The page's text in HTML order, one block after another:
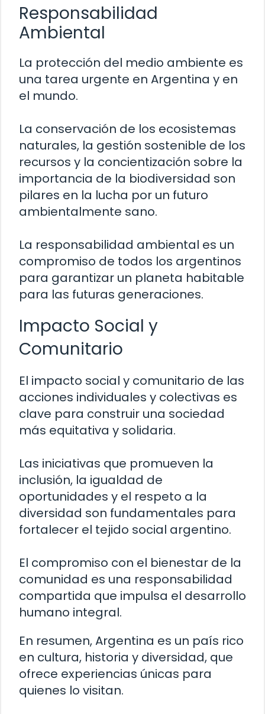
Responsabilidad
Ambiental
La protección del medio ambiente es
una tarea urgente en Argentina y en
el mundo.
La conservación de los ecosistemas
naturales, la gestión sostenible de los
recursos y la concientización sobre la
importancia de la biodiversidad son
pilares en la lucha por un futuro
ambientalmente sano.
La responsabilidad ambiental es un
compromiso de todos los argentinos
para garantizar un planeta habitable
para las futuras generaciones.
Impacto Social y
Comunitario
El impacto social y comunitario de las
acciones individuales y colectivas es
clave para construir una sociedad
más equitativa y solidaria.
Las iniciativas que promueven la
inclusión, la igualdad de
oportunidades y el respeto a la
diversidad son fundamentales para
fortalecer el tejido social argentino.
El compromiso con el bienestar de la
comunidad es una responsabilidad
compartida que impulsa el desarrollo
humano integral.
En resumen, Argentina es un país rico
en cultura, historia y diversidad, que
ofrece experiencias únicas para
quienes lo visitan.